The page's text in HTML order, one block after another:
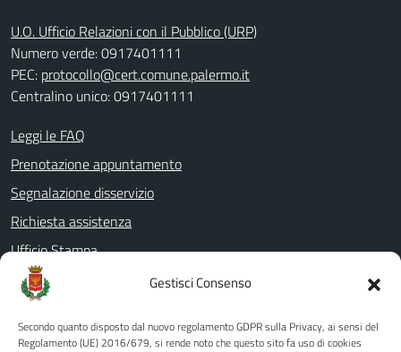
Gestisci Consenso
Secondo quanto disposto dal nuovo regolamento GDPR sulla Privacy, ai sensi del
Regolamento (UE) 2016/679, si rende noto che questo sito fa uso di cookies
U.O. Ufficio Relazioni con il Pubblico (URP)
Numero verde: 0917401111
PEC: protocollo@cert.comune.palermo.it
Centralino unico: 0917401111
Leggi le FAQ
Prenotazione appuntamento
Segnalazione disservizio
Richiesta assistenza
Ufficio Stampa
Amministrazione Trasparente
Albo pretorio
Informativa privacy